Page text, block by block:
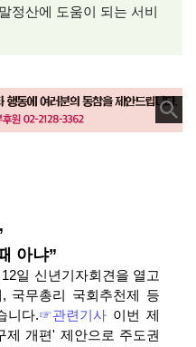
정산에 도움이 되는 서비
아냐”
일 신년기자회견을 열고
국무총리 국회추천제 등
니다.☞관련기사 이번 제
제 개편' 제안으로 주도권